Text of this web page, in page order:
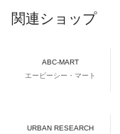
関連ショップ
ABC-MART
エービーシー・マート
URBAN RESEARCH